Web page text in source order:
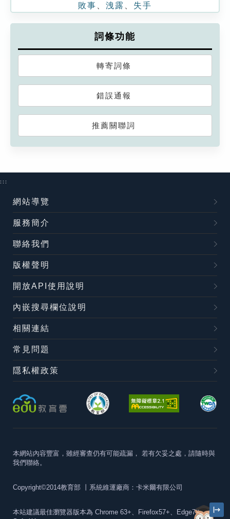
敗事 洩露 失手
詞條功能
轉寄詞條
錯誤通報
推薦關聯詞
:::
網站導覽
服務簡介
聯絡我們
版權聲明
開放API使用說明
內嵌搜尋欄位說明
相關連結
常見問題
隱私權政策
本網站內容豐富，雖經審查仍有可能疏漏， 若有欠妥之處，請隨時與
我們聯絡。
Copyright©2014教育部 丨系統維運廠商：卡米爾有限公司
本站建議最佳瀏覽器版本為 Chrome 63+、Firefox57+、Edge79+及